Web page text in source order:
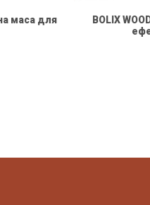
маса для
BOLIX